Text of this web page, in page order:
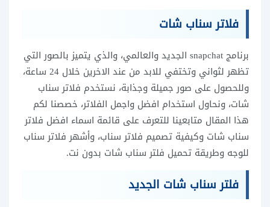
فلاتر سناب شات
برنامج snapchat الجديد والعالمي، والذي يتميز بالصور التي
تظهر لثواني وتختفي للابد من عند الاخرين خلال 24 ساعة،
وللحصول على صور جميلة وجذابة، نستخدم فلاتر سناب
شات، ونحاول استخدام افضل واجمل الفلاتر، خصصنا لكم
هذا المقال متابعينا للتعرف على قائمة اسماء افضل فلاتر
سناب شات وكيفية تصميم فلاتر سناب، وأشهر فلاتر سناب
للوجه وطريقة تحميل فلتر سناب شات بدون نت.
فلتر سناب شات الجديد